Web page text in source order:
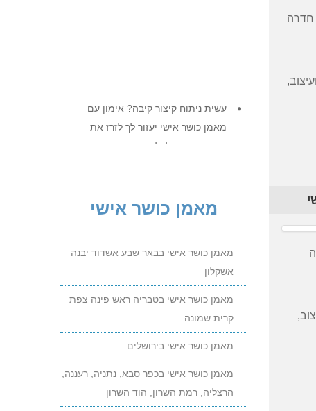
חדרה
מאמן כושר אישי יעזור לך לזרז את
הירידה במשקל ולשמר את התוצאות.
התוצאות.
אימון היכרות ללא התחייבות, שבמהלכו
תקבלו תשובות מעשיות לכל השאלות.
מתלבטים?
התקשרו כבר היום ונתאם אימון
היכרות ללא התחייבות.
באימון ההיכרות תקבלו תשובות
מעשיות לכל השאלות.
הידעת? אימון TRX מתאים לכל אחד
מאמן כושר אישי
מאמן כושר אישי בבאר שבע אשדוד יבנה
אשקלון
מאמן כושר אישי בטבריה ראש פינה צפת
קרית שמונה
מאמן כושר אישי בירושלים
מאמן כושר אישי בכפר סבא, נתניה, רעננה,
הרצליה, רמת השרון, הוד השרון